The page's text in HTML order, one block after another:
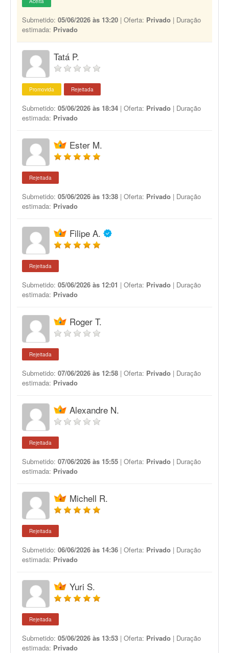
Submetido: 05/06/2026 às 13:20 | Oferta: Privado | Duração
estimada: Privado
Tatá P.
Promovida Rejeitada
Submetido: 05/06/2026 às 18:34 | Oferta: Privado | Duração
estimada: Privado
Ester M.
Rejeitada
Submetido: 05/06/2026 às 13:38 | Oferta: Privado | Duração
estimada: Privado
Filipe A.
Rejeitada
Submetido: 05/06/2026 às 12:01 | Oferta: Privado | Duração
estimada: Privado
Roger T.
Rejeitada
Submetido: 07/06/2026 às 12:58 | Oferta: Privado | Duração
estimada: Privado
Alexandre N.
Rejeitada
Submetido: 07/06/2026 às 15:55 | Oferta: Privado | Duração
estimada: Privado
Michell R.
Rejeitada
Submetido: 06/06/2026 às 14:36 | Oferta: Privado | Duração
estimada: Privado
Yuri S.
Rejeitada
Submetido: 05/06/2026 às 13:53 | Oferta: Privado | Duração
estimada: Privado